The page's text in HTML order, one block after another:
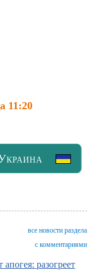
11:20
все новости раздела
с комментариями
разогреет